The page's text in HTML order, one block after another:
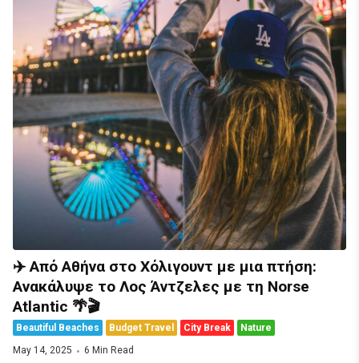
✈️ Από Αθήνα στο Χόλιγουντ με μια πτήση:
Ανακάλυψε το Λος Άντζελες με τη Norse
Atlantic 🌴🎬
Beautiful Beaches Budget Travel City Break
Nature
May 14, 2025
6 Min Read